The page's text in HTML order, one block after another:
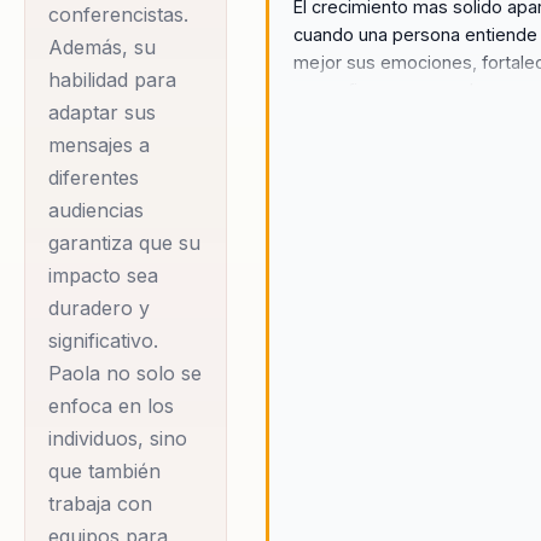
conocida por su
capacidad para
transformar equipos
a través de talleres
como 'Volemos
Juntos', donde utiliza
la naturaleza como
metáfora para el
trabajo colaborativo.
Sus conferencias,
como 'Mi Villana
Dinero, Insumo
Divino', ofrecen una
mezcla única de
introspección
conferencistas.
Además, su
habilidad para
adaptar sus
mensajes a
diferentes
audiencias
garantiza que su
impacto sea
duradero y
significativo.
Paola no solo se
enfoca en los
individuos, sino
que también
trabaja con
El crecimiento mas solido
cuando una persona entiende
mejor sus emociones,